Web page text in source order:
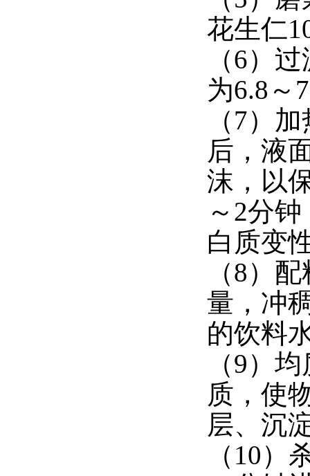
花生仁
（6）
为6.8～
（7）
后，液
沫，以
～2分
白质变
（8）
量，冲
的饮料
（9）
质，使
层、沉
（10